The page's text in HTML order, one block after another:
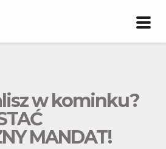
w kominku?
MANDAT!